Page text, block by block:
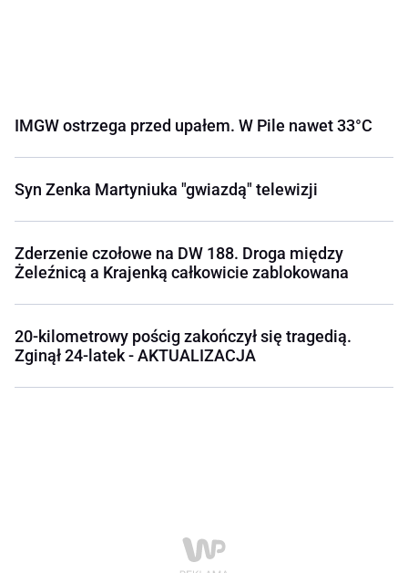
IMGW ostrzega przed upałem. W Pile nawet 33°C
Syn Zenka Martyniuka "gwiazdą" telewizji
Zderzenie czołowe na DW 188. Droga między
Żeleźnicą a Krajenką całkowicie zablokowana
20-kilometrowy pościg zakończył się tragedią.
Zginął 24-latek - AKTUALIZACJA